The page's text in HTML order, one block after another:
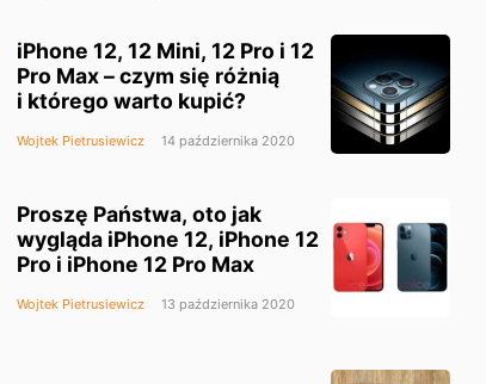
iPhone 12, 12 Mini, 12 Pro i 12
Pro Max – czym się różnią
i którego warto kupić?
Wojtek Pietrusiewicz 14 października 2020
Proszę Państwa, oto jak
wygląda iPhone 12, iPhone 12
Pro i iPhone 12 Pro Max
Wojtek Pietrusiewicz 13 października 2020